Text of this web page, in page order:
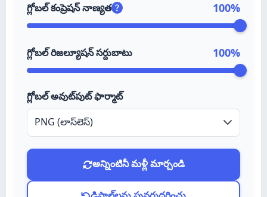
Suomi
Čeština
Polski
Magyar
గ్లోబల్ కంప్రెషన్ నాణ్యత 100%
గ్లోబల్ రిజల్యూషన్ సర్దుబాటు 100%
గ్లోబల్ అవుట్‌పుట్ ఫార్మాట్
PNG (లాస్‌లెస్)
అన్నింటినీ మళ్లీ మార్చండి